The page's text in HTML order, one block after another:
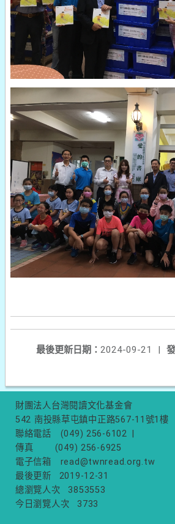
最後更新日期： 2024-09-21
|
財團法人台灣閱讀文化基金會
542 南投縣草屯鎮中正路567-11號1樓
聯絡電話
(049) 256-6102
傳真
(049) 256-6925
電子信箱
read@twnread.org.tw
最後更新
2019-12-31
總瀏覽人次
3853553
今日瀏覽人次
3733